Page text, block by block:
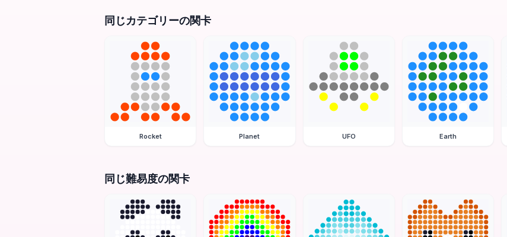
同じカテゴリーの関卡
Rocket Planet UFO Earth
同じ難易度の関卡